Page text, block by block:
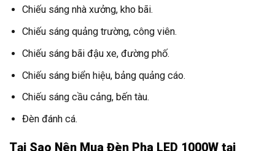
Chiếu sáng nhà xưởng, kho bãi.
Chiếu sáng quảng trường, công viên.
Chiếu sáng bãi đậu xe, đường phố.
Chiếu sáng biển hiệu, bảng quảng cáo.
Chiếu sáng cầu cảng, bến tàu.
Đèn đánh cá.
Tại Sao Nên Mua Đèn Pha LED 1000W tại